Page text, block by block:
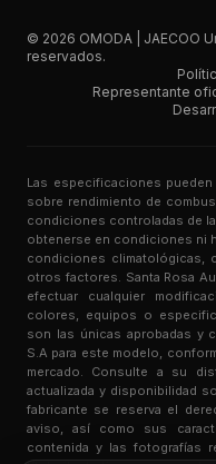
© 2026 OMODA | JAECOO
reservados.
Representante
Las especificaciones
sobre rendimiento de
condiciones controladas de
obtenerse en condiciones ni
condiciones climatológicas,
otros factores. Santa Rosa
efectuar cualquier
colores, equipos o
son las únicas aprobadas y
S.A para este modelo,
mercado. Consulte a su
actualizada y disponibilidad
fabricante se reserva el
aviso, así como sus
contenida y las fotografías